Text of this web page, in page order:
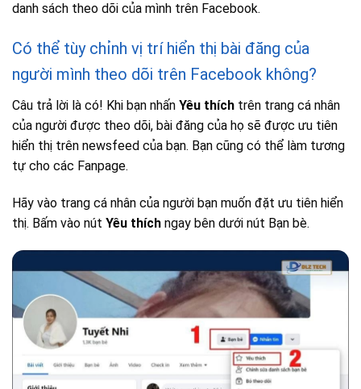
danh sách theo dõi của mình trên Facebook.
Có thể tùy chỉnh vị trí hiển thị bài đăng của
người mình theo dõi trên Facebook không?
Câu trả lời là có! Khi bạn nhấn Yêu thích trên trang cá nhân
của người được theo dõi, bài đăng của họ sẽ được ưu tiên
hiển thị trên newsfeed của bạn. Bạn cũng có thể làm tương
tự cho các Fanpage.
Hãy vào trang cá nhân của người bạn muốn đặt ưu tiên hiển
thị. Bấm vào nút Yêu thích ngay bên dưới nút Bạn bè.